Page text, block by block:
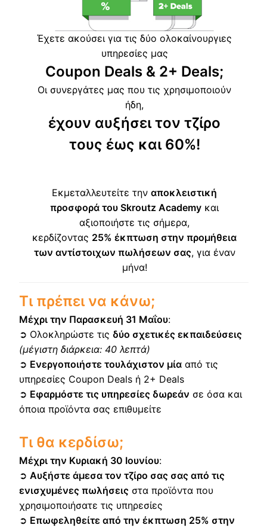
Έχετε ακούσει για τις δύο ολοκαίνουργιες
υπηρεσίες μας
Coupon Deals & 2+ Deals;
Οι συνεργάτες μας που τις χρησιμοποιούν
ήδη,
έχουν αυξήσει τον τζίρο
τους έως και 60%!
Εκμεταλλευτείτε τηναποκλειστική
προσφορά του Skroutz Academy και
αξιοποιήστε τις σήμερα,
κερδίζοντας 25% έκπτωση στην προμήθεια
των αντίστοιχων πωλήσεων σας, για έναν
μήνα!
Τι πρέπει να κάνω;
Μέχρι την Παρασκευή 31 Μαΐου:
➲ Ολοκληρώστε τις δύο σχετικές εκπαιδεύσεις
(μέγιστη διάρκεια: 40 λεπτά)
➲ Ενεργοποιήστε τουλάχιστον μία από τις
υπηρεσίες Coupon Deals ή 2+ Deals
➲ Εφαρμόστε τις υπηρεσίες δωρεάν σε όσα και
όποια προϊόντα σας επιθυμείτε
Τι θα κερδίσω;
Μέχρι την Κυριακή 30 Ιουνίου:
➲ Αυξήστε άμεσα τον τζίρο σας σας από τις
ενισχυμένες πωλήσεις στα προϊόντα που
χρησιμοποιήσατε τις υπηρεσίες
➲ Επωφεληθείτε από την έκπτωση 25% στην